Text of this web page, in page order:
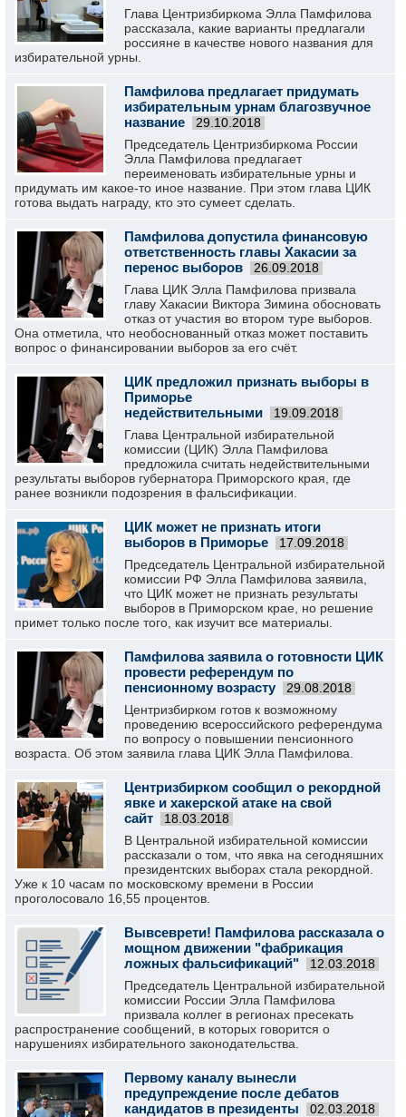
Глава Центризбиркома Элла Памфилова
рассказала, какие варианты предлагали
россияне в качестве нового названия для
избирательной урны.
Памфилова предлагает придумать
избирательным урнам благозвучное
название
29.10.2018
Председатель Центризбиркома России
Элла Памфилова предлагает
переименовать избирательные урны и
придумать им какое-то иное название. При этом глава ЦИК
готова выдать награду, кто это сумеет сделать.
Памфилова допустила финансовую
ответственность главы Хакасии за
перенос выборов
26.09.2018
Глава ЦИК Элла Памфилова призвала
главу Хакасии Виктора Зимина обосновать
отказ от участия во втором туре выборов.
Она отметила, что необоснованный отказ может поставить
вопрос о финансировании выборов за его счёт.
ЦИК предложил признать выборы в
Приморье
недействительными
19.09.2018
Глава Центральной избирательной
комиссии (ЦИК) Элла Памфилова
предложила считать недействительными
результаты выборов губернатора Приморского края, где
ранее возникли подозрения в фальсификации.
ЦИК может не признать итоги
выборов в Приморье
17.09.2018
Председатель Центральной избирательной
комиссии РФ Элла Памфилова заявила,
что ЦИК может не признать результаты
выборов в Приморском крае, но решение
примет только после того, как изучит все материалы.
Памфилова заявила о готовности ЦИК
провести референдум по
пенсионному возрасту
29.08.2018
Центризбирком готов к возможному
проведению всероссийского референдума
по вопросу о повышении пенсионного
возраста. Об этом заявила глава ЦИК Элла Памфилова.
Центризбирком сообщил о рекордной
явке и хакерской атаке на свой
сайт
18.03.2018
В Центральной избирательной комиссии
рассказали о том, что явка на сегодняшних
президентских выборах стала рекордной.
Уже к 10 часам по московскому времени в России
проголосовало 16,55 процентов.
Вывсеврети! Памфилова рассказала о
мощном движении "фабрикация
ложных фальсификаций"
12.03.2018
Председатель Центральной избирательной
комиссии России Элла Памфилова
призвала коллег в регионах пресекать
распространение сообщений, в которых говорится о
нарушениях избирательного законодательства.
Первому каналу вынесли
предупреждение после дебатов
кандидатов в президенты
02.03.2018